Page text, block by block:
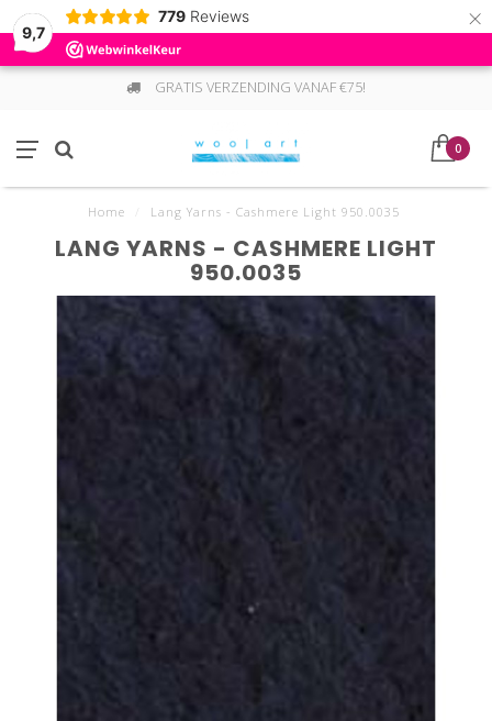
9,7
779 Reviews ×
GRATIS VERZENDING VANAF €75!
0
Home Lang Yarns - Cashmere Light 950.0035
LANG YARNS - CASHMERE LIGHT
950.0035